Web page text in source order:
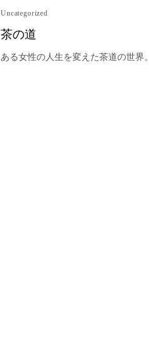
Uncategorized
茶の道
ある女性の人生を変えた茶道の世界。